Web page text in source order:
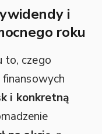
i
roku
to, czego
i konkretną